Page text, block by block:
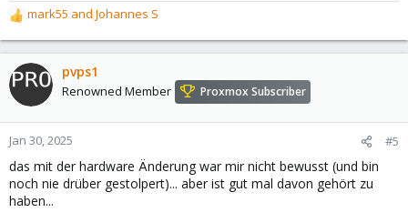
R
e
a
c
t
o
n
s
:
mark55 and Johannes S
pvps1
Renowned Member Proxmox Subscriber
Jan 30, 2025 #5
das mit der hardware Änderung war mir nicht bewusst (und bin
noch nie drüber gestolpert)... aber ist gut mal davon gehört zu
haben...